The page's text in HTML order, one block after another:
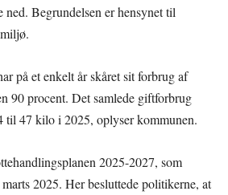
ned. Begrundelsen er hensynet til
på et enkelt år skåret sit forbrug af
90 procent. Det samlede giftforbrug
47 kilo i 2025, oplyser kommunen.
2025-2027, som
2025. Her besluttede politikerne, at